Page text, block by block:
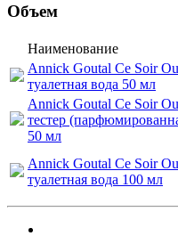
Объем
Наименование
Annick Goutal Ce Soir
туалетная вода 50 мл
Annick Goutal Ce Soir
тестер
50 мл
Annick Goutal Ce Soir
туалетная вода 100 мл